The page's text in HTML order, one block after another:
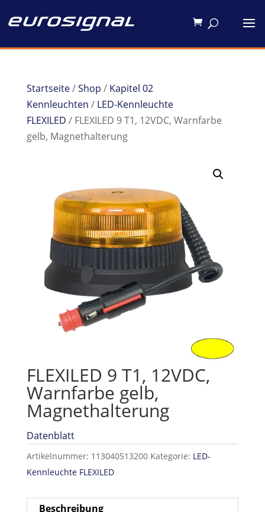
Startseite/Shop / Kapitel 02
Kennleuchten / LED-Kennleuchte
FLEXILED / FLEXILED 9 T1, 12VDC, Warnfarbe
gelb, Magnethalterung
FLEXILED 9 T1, 12VDC,
Warnfarbe gelb,
Magnethalterung
Datenblatt
Artikelnummer: 113040513200 Kategorie: LED-
Kennleuchte FLEXILED
Beschreibung